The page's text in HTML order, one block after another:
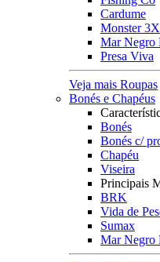
Cardume
Monster 3X
Mar Negro
Presa Viva
Veja mais Roupas
Bonés e Chapéus
Bonés
Bonés c/
Chapéu
Viseira
Principais
BRK
Vida de
Sumax
Mar Negro